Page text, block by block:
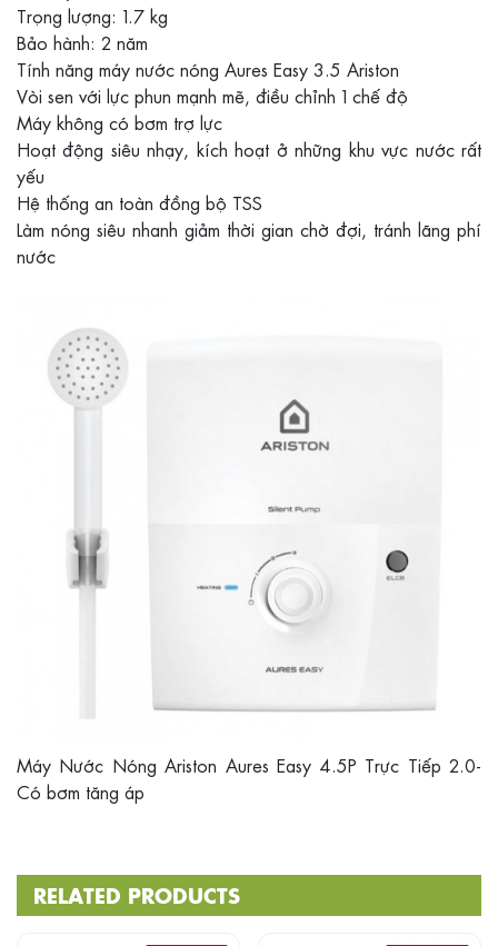
Trọng lượng: 1.7 kg
Bảo hành: 2 năm
Tính năng máy nước nóng Aures Easy 3.5 Ariston
Vòi sen với lực phun mạnh mẽ, điều chỉnh 1 chế độ
Máy không có bơm trợ lực
Hoạt động siêu nhạy, kích hoạt ở những khu vực nước rất
yếu
Hệ thống an toàn đồng bộ TSS
Làm nóng siêu nhanh giảm thời gian chờ đợi, tránh lãng phí
nước
Máy Nước Nóng Ariston Aures Easy 4.5P Trực Tiếp 2.0-
Có bơm tăng áp
RELATED PRODUCTS